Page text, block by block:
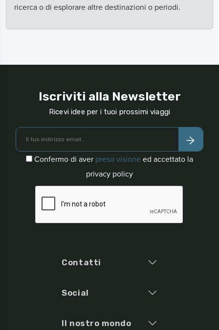
ricerca o di esplorare altre destinazioni o periodi.
Iscriviti alla Newsletter
Ricevi idee per i tuoi prossimi viaggi
Confermo di aver preso visione ed accettato la
privacy policy
Contatti
Social
Il nostro mondo